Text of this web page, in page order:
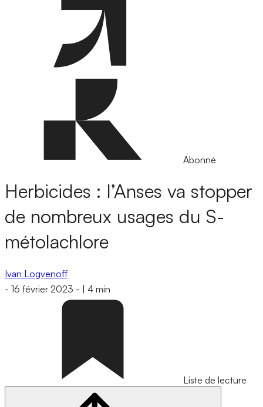
Abonné
Herbicides : l’Anses va stopper
de nombreux usages du S-
métolachlore
Ivan Logvenoff
- 16 février 2023 - 4 min
Liste de lecture